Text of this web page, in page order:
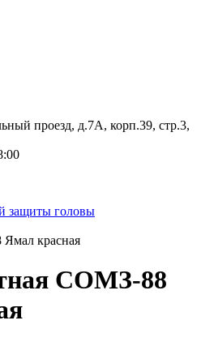
проезд, д.7А, корп.39, стр.3,
защиты головы
красная
СОМЗ-88